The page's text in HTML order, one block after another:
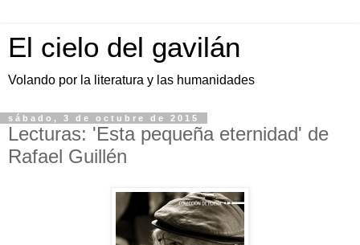
El cielo del gavilán
Volando por la literatura y las humanidades
sábado, 3 de octubre de 2015
Lecturas: 'Esta pequeña eternidad' de
Rafael Guillén